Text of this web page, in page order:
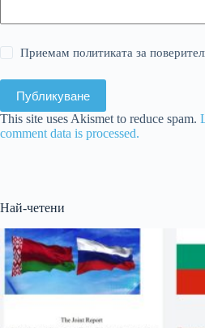
Приемам политиката за
Публикуване
This site uses Akismet to reduce spam.
comment data is processed.
Най-четени